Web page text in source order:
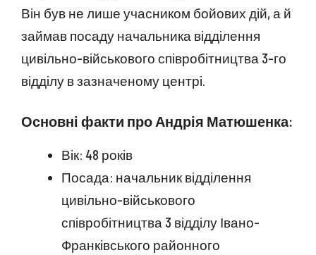
Він був не лише учасником бойових дій, а й
займав посаду начальника відділення
цивільно-військового співробітництва 3-го
відділу в зазначеному центрі.
Основні факти про Андрія Матюшенка:
Вік: 48 років
Посада: начальник відділення
цивільно-військового
співробітництва 3 відділу Івано-
Франківського районного